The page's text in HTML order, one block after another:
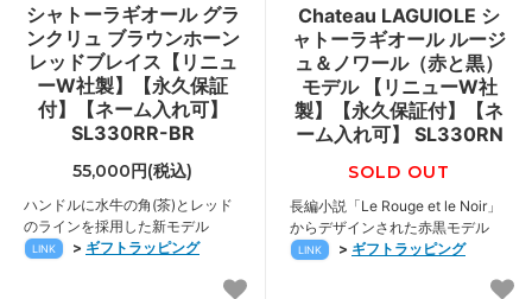
シャトーラギオール グラ
ンクリュ ブラウンホーン
レッドブレイス【リニュ
ーW社製】【永久保証
付】【ネーム入れ可】
SL330RR-BR
55,000円(税込)
ハンドルに水牛の角(茶)とレッド
のラインを採用した新モデル
LINK > ギフトラッピング
Chateau LAGUIOLE シ
ャトーラギオール ルージ
ュ＆ノワール（赤と黒）
モデル 【リニューW社
製】【永久保証付】【ネ
ーム入れ可】 SL330RN
SOLD OUT
長編小説「Le Rouge et le Noir」
からデザインされた赤黒モデル
LINK > ギフトラッピング